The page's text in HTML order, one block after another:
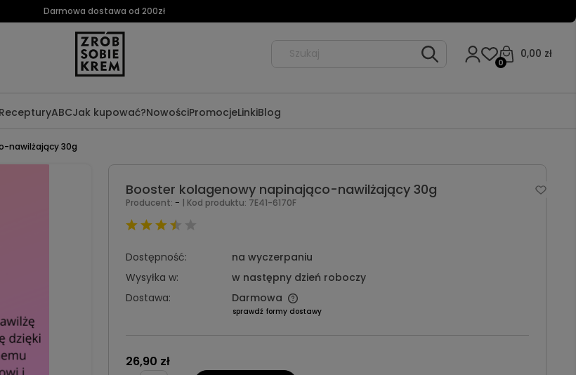
Darmowa dostawa od 200zł
0,00 zł
0
ABCJak kupować?NowościPromocjeLinkiBlog
nawilżający 30g
Booster kolagenowy napinająco-nawilżający 30g
Producent: - | Kod produktu: 7E41-6170F
Dostępność:
na wyczerpaniu
Wysyłka w:
w następny dzień roboczy
Dostawa:
Darmowa
sprawdź formy dostawy
26,90 zł